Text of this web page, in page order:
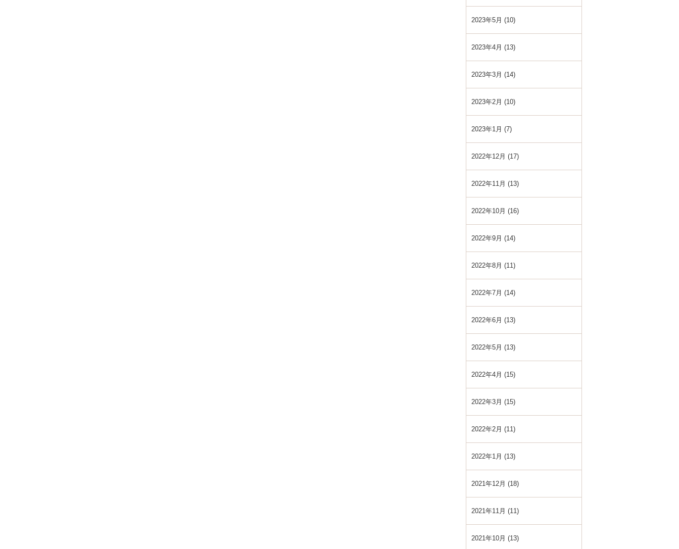
2023年5月 (10)
2023年4月 (13)
2023年3月 (14)
2023年2月 (10)
2023年1月 (7)
2022年12月 (17)
2022年11月 (13)
2022年10月 (16)
2022年9月 (14)
2022年8月 (11)
2022年7月 (14)
2022年6月 (13)
2022年5月 (13)
2022年4月 (15)
2022年3月 (15)
2022年2月 (11)
2022年1月 (13)
2021年12月 (18)
2021年11月 (11)
2021年10月 (13)